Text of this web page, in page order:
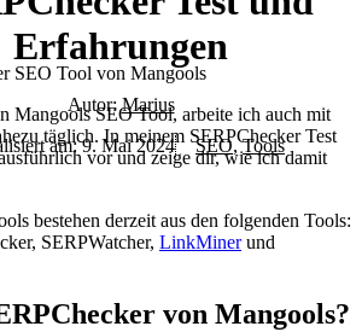
Erfahrungen
Autor:Marius
am:9. Mai 2024 SEO,Tools
Mangools SEO Tool, arbeite ich auch mit
täglich. In meinem SERPChecker Test
vor und zeige dir, wie ich damit
bestehen derzeit aus den folgenden Tools:
SERPWatcher, LinkMinerund
von Mangools?